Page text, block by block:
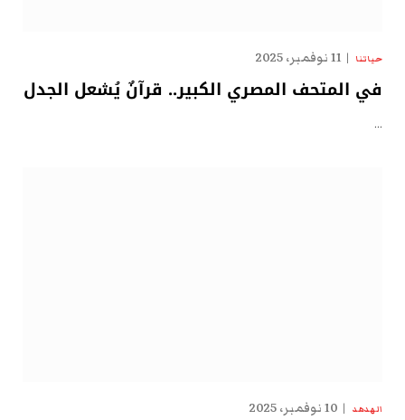
حياتنا 11 نوفمبر، 2025
في المتحف المصري الكبير.. قرآنٌ يُشعل الجدل
…
الهدهد 10 نوفمبر، 2025